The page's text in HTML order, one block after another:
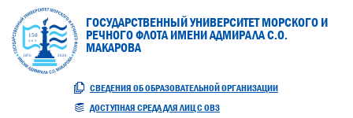
ГОСУДАРСТВЕННЫЙ УНИВЕРСИТЕТ МОРСКОГО И
РЕЧНОГО ФЛОТА ИМЕНИ АДМИРАЛА С.О.
МАКАРОВА
СВЕДЕНИЯ ОБ ОБРАЗОВАТЕЛЬНОЙ ОРГАНИЗАЦИИ
ДОСТУПНАЯ СРЕДА ДЛЯ ЛИЦ С ОВЗ